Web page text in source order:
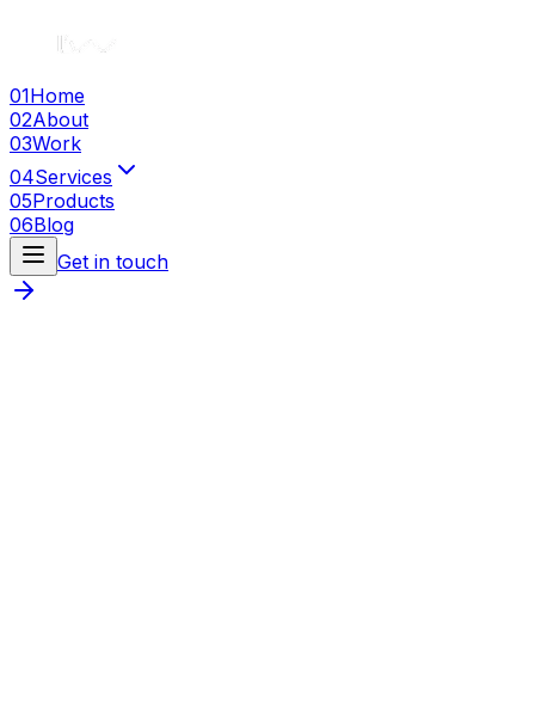
01Home
02About
03Work
04Services
05Products
06Blog
Get in touch